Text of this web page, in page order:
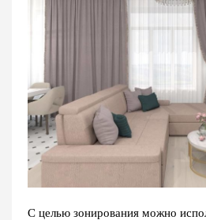
С целью зонирования можно